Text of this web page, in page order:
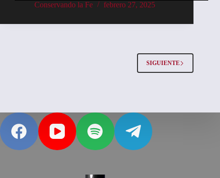
Conservando la Fe febrero 27, 2025
SIGUIENTE